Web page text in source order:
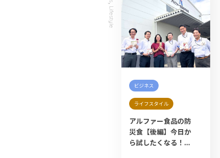
,
Lifestyle
ビジネス
ライフスタイル
アルファー食品の防
災食【後編】今日か
ら試したくなる！...